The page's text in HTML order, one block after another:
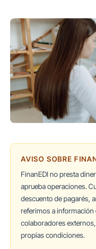
AVISO SOBRE
FinanEDI no presta
aprueba operaciones.
descuento de pagarés,
referimos a información
colaboradores
propias condiciones.